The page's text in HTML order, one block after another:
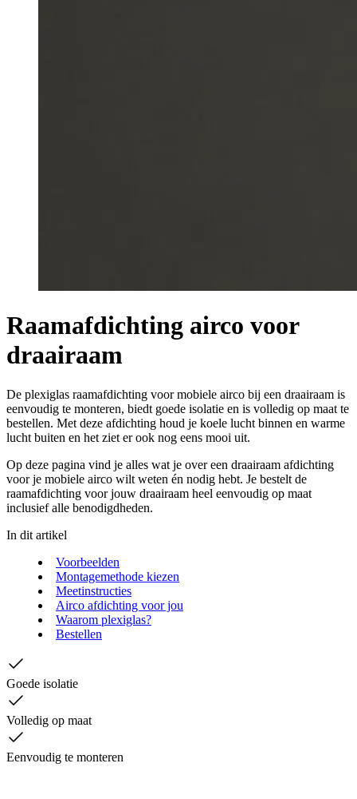
Raamafdichting airco voor
draairaam
De plexiglas raamafdichting voor mobiele airco bij een draairaam is
eenvoudig te monteren, biedt goede isolatie en is volledig op maat te
bestellen. Met deze afdichting houd je koele lucht binnen en warme
lucht buiten en het ziet er ook nog eens mooi uit.
Op deze pagina vind je alles wat je over een draairaam afdichting
voor je mobiele airco wilt weten én nodig hebt. Je bestelt de
raamafdichting voor jouw draairaam heel eenvoudig op maat
inclusief alle benodigdheden.
In dit artikel
Voorbeelden
Montagemethode kiezen
Meetinstructies
Airco afdichting voor jou
Waarom plexiglas?
Bestellen
Goede isolatie
Volledig op maat
Eenvoudig te monteren